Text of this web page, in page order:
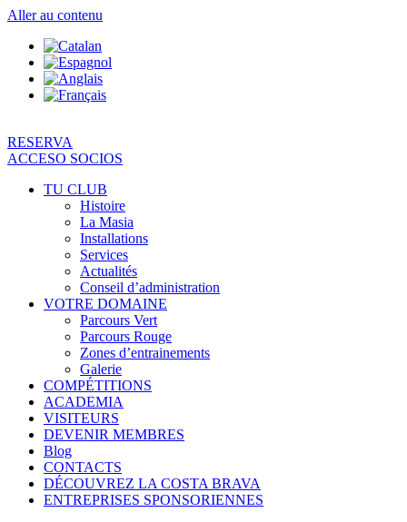
Aller au contenu
RESERVA
ACCESO SOCIOS
TU CLUB
Histoire
La Masia
Installations
Services
Actualités
Conseil d’administration
VOTRE DOMAINE
Parcours Vert
Parcours Rouge
Zones d’entrainements
Galerie
COMPÉTITIONS
ACADEMIA
VISITEURS
DEVENIR MEMBRES
Blog
CONTACTS
DÉCOUVREZ LA COSTA BRAVA
ENTREPRISES SPONSORIENNES